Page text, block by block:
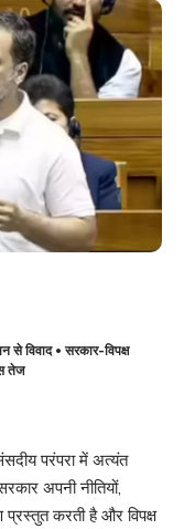
से विवाद • सरकार-विपक्ष
तेज
परंपरा में अत्यंत
अपनी नीतियों,
प्रस्तुत करती है और विपक्ष